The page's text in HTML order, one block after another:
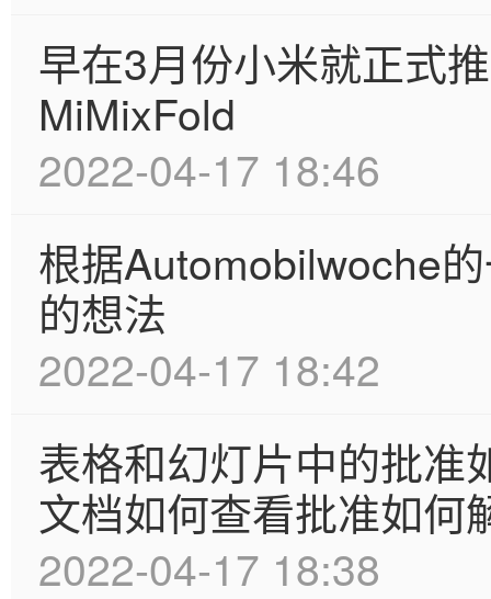
早在3月份小米就正式
MiMixFold
2022-04-17 18:46
根据Automobilwoche
的想法
2022-04-17 18:42
表格和幻灯片中的批准
文档如何查看批准如何
2022-04-17 18:38